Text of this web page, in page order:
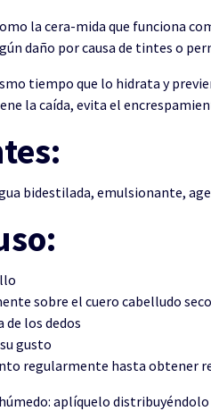
la cera-mida que funciona
daño por causa de tintes o
tiempo que lo hidrata y
la caída, evita el
bidestilada, emulsionante,
sobre el cuero cabelludo seco
de los dedos
gusto
regularmente hasta obtener
aplíquelo